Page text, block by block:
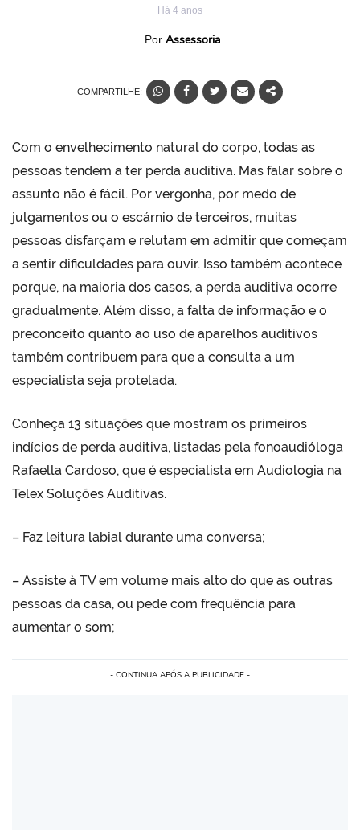
Há 4 anos
Por Assessoria
COMPARTILHE:
Com o envelhecimento natural do corpo, todas as
pessoas tendem a ter perda auditiva. Mas falar sobre o
assunto não é fácil. Por vergonha, por medo de
julgamentos ou o escárnio de terceiros, muitas
pessoas disfarçam e relutam em admitir que começam
a sentir dificuldades para ouvir. Isso também acontece
porque, na maioria dos casos, a perda auditiva ocorre
gradualmente. Além disso, a falta de informação e o
preconceito quanto ao uso de aparelhos auditivos
também contribuem para que a consulta a um
especialista seja protelada.
Conheça 13 situações que mostram os primeiros
indícios de perda auditiva, listadas pela fonoaudióloga
Rafaella Cardoso, que é especialista em Audiologia na
Telex Soluções Auditivas.
– Faz leitura labial durante uma conversa;
– Assiste à TV em volume mais alto do que as outras
pessoas da casa, ou pede com frequência para
aumentar o som;
- CONTINUA APÓS A PUBLICIDADE -